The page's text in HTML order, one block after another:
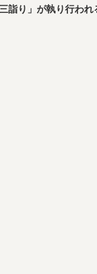
詣り」が執り行わ